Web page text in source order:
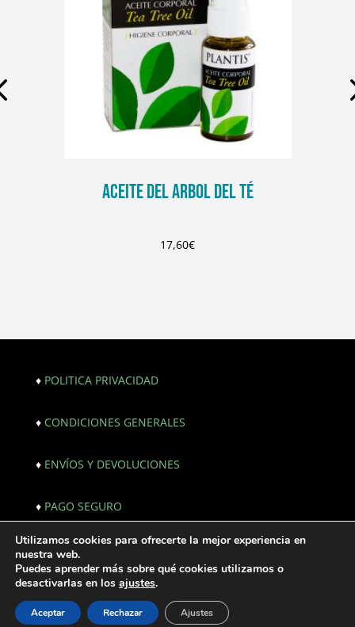
ACEITE DEL ARBOL DEL TÉ
17,60€
♦ POLITICA PRIVACIDAD
♦ CONDICIONES GENERALES
♦ ENVÍOS Y DEVOLUCIONES
♦ PAGO SEGURO
© Copyright 2021. All Rights Reserved. |
Webmaster:
JF creativos | Comunicación
Utilizamos cookies para ofrecerte la mejor experiencia en
nuestra web.
Puedes aprender más sobre qué cookies utilizamos o
desactivarlas en los ajustes.
Aceptar Rechazar Ajustes